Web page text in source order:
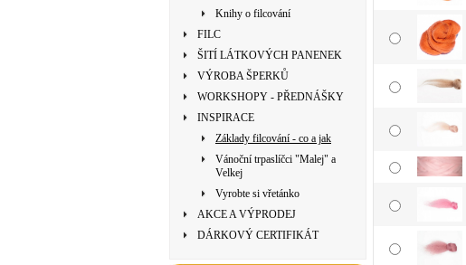
Knihy o filcování
FILC
ŠITÍ LÁTKOVÝCH PANENEK
VÝROBA ŠPERKŮ
WORKSHOPY - PŘEDNÁŠKY
INSPIRACE
Základy filcování - co a jak
Vánoční trpaslíčci "Malej" a
Velkej
Vyrobte si vřetánko
AKCE A VÝPRODEJ
DÁRKOVÝ CERTIFIKÁT